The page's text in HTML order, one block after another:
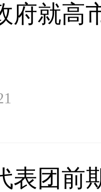
府就高
表团前